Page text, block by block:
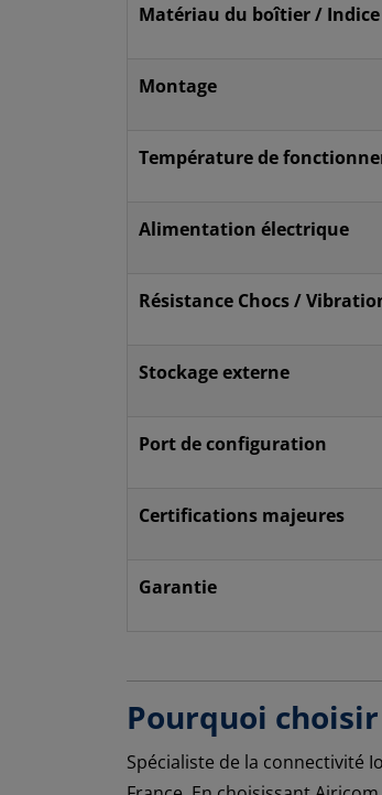
Matériau du boîtier / Indice
Montage
Température de
Alimentation électrique
Résistance Chocs /
Stockage externe
Port de configuration
Certifications majeures
Garantie
Pourquoi
Spécialiste de la connectivité